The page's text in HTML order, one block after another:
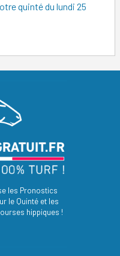
quinté du lundi 25
les Pronostics
le Quinté et les
hippiques !